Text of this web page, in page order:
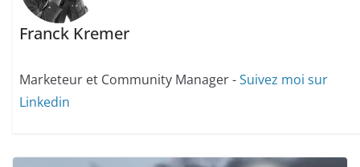
Franck Kremer
Marketeur et Community Manager -Suivez moi sur
Linkedin